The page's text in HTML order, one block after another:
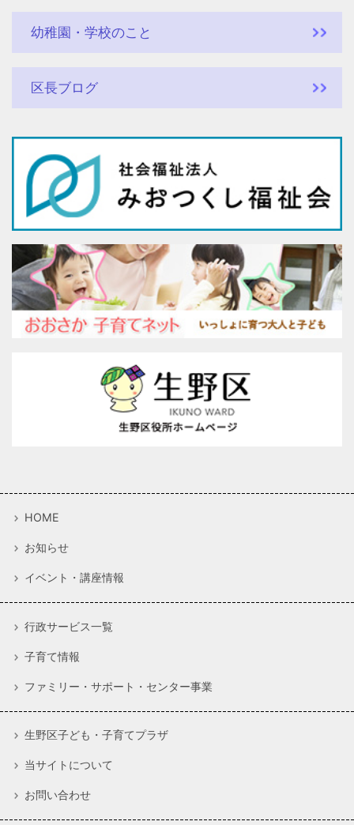
幼稚園・学校のこと
区長ブログ
HOME
お知らせ
イベント・講座情報
行政サービス一覧
子育て情報
ファミリー・サポート・センター事業
生野区子ども・子育てプラザ
当サイトについて
お問い合わせ